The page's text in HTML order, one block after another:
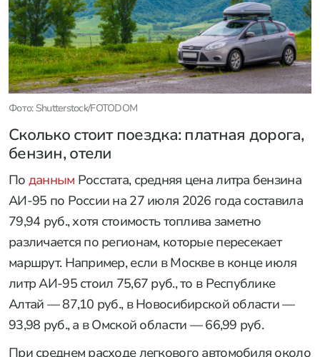
Фото: Shutterstock/FOTODOM
Сколько стоит поездка: платная дорога,
бензин, отели
По данным Росстата, средняя цена литра бензина
АИ-95 по России на 27 июля 2026 года составила
79,94 руб., хотя стоимость топлива заметно
различается по регионам, которые пересекает
маршрут. Например, если в Москве в конце июля
литр АИ-95 стоил 75,67 руб., то в Республике
Алтай — 87,10 руб., в Новосибирской области —
93,98 руб., а в Омской области — 66,99 руб.
При среднем расходе легкового автомобиля около